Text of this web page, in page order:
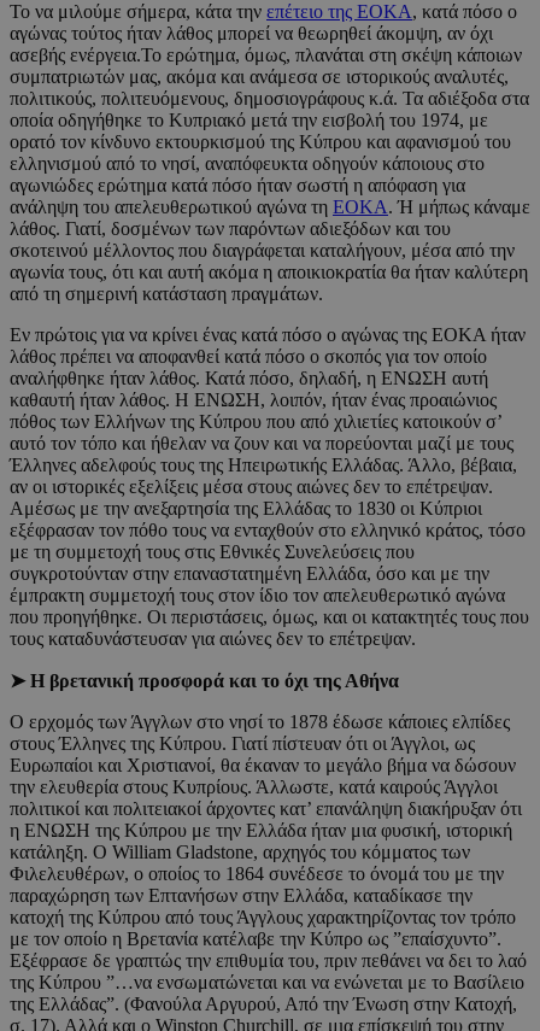
Το να μιλούμε σήμερα, κάτα την επέτειο της ΕΟΚΑ, κατά πόσο ο
αγώνας τούτος ήταν λάθος μπορεί να θεωρηθεί άκομψη, αν όχι
ασεβής ενέργεια.Το ερώτημα, όμως, πλανάται στη σκέψη κάποιων
συμπατριωτών μας, ακόμα και ανάμεσα σε ιστορικούς αναλυτές,
πολιτικούς, πολιτευόμενους, δημοσιογράφους κ.ά. Τα αδιέξοδα στα
οποία οδηγήθηκε το Κυπριακό μετά την εισβολή του 1974, με
ορατό τον κίνδυνο εκτουρκισμού της Κύπρου και αφανισμού του
ελληνισμού από το νησί, αναπόφευκτα οδηγούν κάποιους στο
αγωνιώδες ερώτημα κατά πόσο ήταν σωστή η απόφαση για
ανάληψη του απελευθερωτικού αγώνα τη ΕΟΚΑ. Ή μήπως κάναμε
λάθος. Γιατί, δοσμένων των παρόντων αδιεξόδων και του
σκοτεινού μέλλοντος που διαγράφεται καταλήγουν, μέσα από την
αγωνία τους, ότι και αυτή ακόμα η αποικιοκρατία θα ήταν καλύτερη
από τη σημερινή κατάσταση πραγμάτων.
Εν πρώτοις για να κρίνει ένας κατά πόσο ο αγώνας της ΕΟΚΑ ήταν
λάθος πρέπει να αποφανθεί κατά πόσο ο σκοπός για τον οποίο
αναλήφθηκε ήταν λάθος. Κατά πόσο, δηλαδή, η ΕΝΩΣΗ αυτή
καθαυτή ήταν λάθος. Η ΕΝΩΣΗ, λοιπόν, ήταν ένας προαιώνιος
πόθος των Ελλήνων της Κύπρου που από χιλιετίες κατοικούν σ’
αυτό τον τόπο και ήθελαν να ζουν και να πορεύονται μαζί με τους
Έλληνες αδελφούς τους της Ηπειρωτικής Ελλάδας. Άλλο, βέβαια,
αν οι ιστορικές εξελίξεις μέσα στους αιώνες δεν το επέτρεψαν.
Αμέσως με την ανεξαρτησία της Ελλάδας το 1830 οι Κύπριοι
εξέφρασαν τον πόθο τους να ενταχθούν στο ελληνικό κράτος, τόσο
με τη συμμετοχή τους στις Εθνικές Συνελεύσεις που
συγκροτούνταν στην επαναστατημένη Ελλάδα, όσο και με την
έμπρακτη συμμετοχή τους στον ίδιο τον απελευθερωτικό αγώνα
που προηγήθηκε. Οι περιστάσεις, όμως, και οι κατακτητές τους που
τους καταδυνάστευσαν για αιώνες δεν το επέτρεψαν.
➤ Η βρετανική προσφορά και το όχι της Αθήνα
Ο ερχομός των Άγγλων στο νησί το 1878 έδωσε κάποιες ελπίδες
στους Έλληνες της Κύπρου. Γιατί πίστευαν ότι οι Άγγλοι, ως
Ευρωπαίοι και Χριστιανοί, θα έκαναν το μεγάλο βήμα να δώσουν
την ελευθερία στους Κυπρίους. Άλλωστε, κατά καιρούς Άγγλοι
πολιτικοί και πολιτειακοί άρχοντες κατ’ επανάληψη διακήρυξαν ότι
η ΕΝΩΣΗ της Κύπρου με την Ελλάδα ήταν μια φυσική, ιστορική
κατάληξη. Ο William Gladstone, αρχηγός του κόμματος των
Φιλελευθέρων, ο οποίος το 1864 συνέδεσε το όνομά του με την
παραχώρηση των Επτανήσων στην Ελλάδα, καταδίκασε την
κατοχή της Κύπρου από τους Άγγλους χαρακτηρίζοντας τον τρόπο
με τον οποίο η Βρετανία κατέλαβε την Κύπρο ως ”επαίσχυντο”.
Εξέφρασε δε γραπτώς την επιθυμία του, πριν πεθάνει να δει το λαό
της Κύπρου ”…να ενσωματώνεται και να ενώνεται με το Βασίλειο
της Ελλάδας”. (Φανούλα Αργυρού, Από την Ένωση στην Κατοχή,
σ. 17). Αλλά και ο Winston Churchill, σε μια επίσκεψή του στην